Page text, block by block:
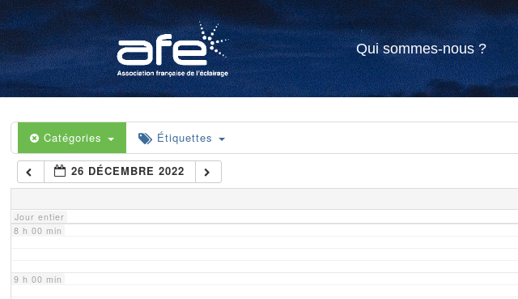
Qui sommes-nous ?
Catégories Étiquettes
26 DÉCEMBRE 2022
Jour entier
4 h 00 min
5 h 00 min
6 h 00 min
7 h 00 min
8 h 00 min
9 h 00 min